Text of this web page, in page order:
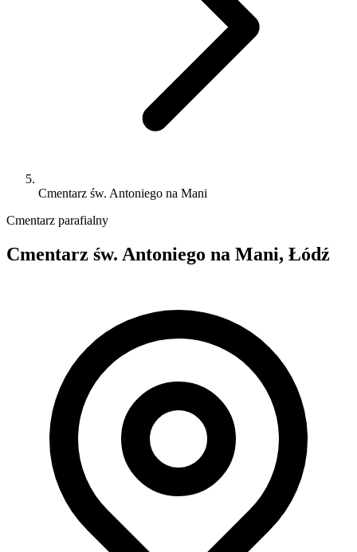
Cmentarz św. Antoniego na Mani
Cmentarz parafialny
Cmentarz św. Antoniego na Mani, Łódź